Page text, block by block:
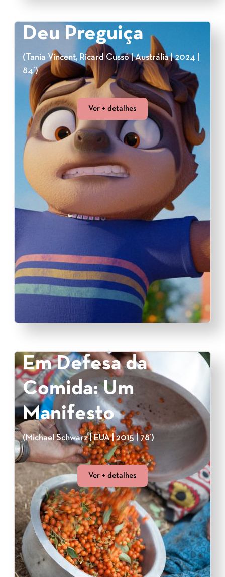
Deu Preguiça
(Tania Vincent, Ricard Cussó | Austrália | 2024 |
84’)
Ver + detalhes
Em Defesa da
Comida: Um
Manifesto
(Michael Schwarz | EUA | 2015 | 78’)
Ver + detalhes